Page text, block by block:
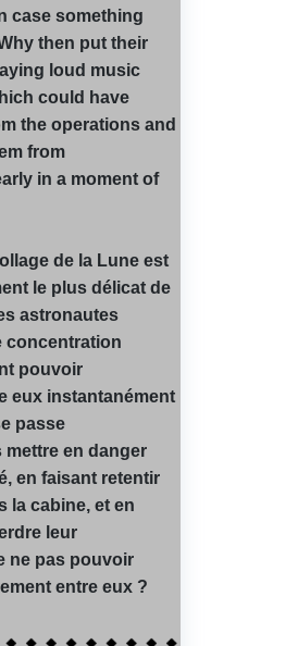
case something
then put their
loud music
could have
the operations and
from
in a moment of
de la Lune est
le plus délicat de
astronautes
concentration
pouvoir
eux instantanément
passe
en danger
en faisant retentir
la cabine, et en
leur
ne pas pouvoir
entre eux ?